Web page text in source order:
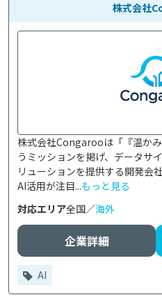
株式会社
株式会社Congarooは「『温か
うミッションを掲げ、データサ
リューションを提供する開発会社
AI活用が注目...もっと見る
対応エリア全国／海外
企業詳細
AI